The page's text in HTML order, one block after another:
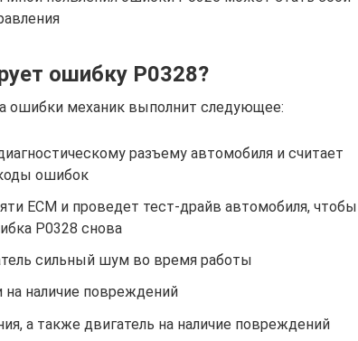
ошибку P0328?
ошибки механик выполнит следующее:
разъему автомобиля и считает
ошибок
ECM и проведет тест-драйв автомобиля, чтобы
P0328 снова
сильный шум во время работы
наличие повреждений
а также двигатель на наличие повреждений